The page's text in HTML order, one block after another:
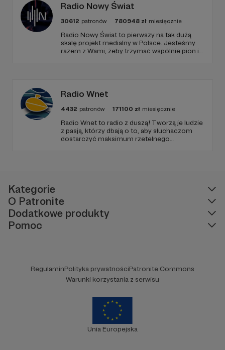
Radio Nowy Świat
30612 patronów 780948 zł miesięcznie
Radio Nowy Świat to pierwszy na tak dużą
skalę projekt medialny w Polsce. Jesteśmy
razem z Wami, żeby trzymać wspólnie pion i
Radio Wnet
4432 patronów 171100 zł miesięcznie
Radio Wnet to radio z duszą! Tworzą je ludzie
z pasją, którzy dbają o to, aby słuchaczom
dostarczyć maksimum rzetelnego
Kategorie
O Patronite
Dodatkowe produkty
Pomoc
RegulaminPolityka prywatnościPatronite Commons
Warunki korzystania z serwisu
Unia Europejska